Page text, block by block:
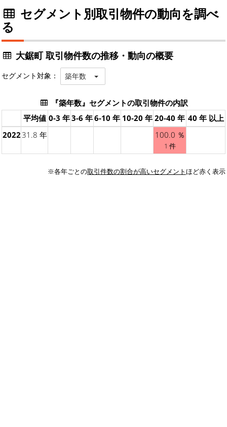
セグメント別取引物件の動向を調べ
る
大鋸町 取引物件数の推移・動向の概要
セグメント対象： 築年数
『築年数』セグメントの取引物件の内訳
平均値 0-3 年3-6 年6-10 年 10-20 年 20-40 年 40 年 以上
2022 31.8 年 100.0 ％
1 件
※各年ごとの取引件数の割合が高いセグメントほど赤く表示